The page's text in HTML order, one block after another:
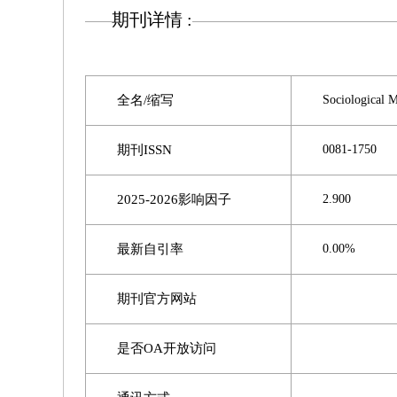
期刊详情 :
全名/缩写 Sociological
期刊ISSN 0081-1750
2025-2026影响因子 2.900
最新自引率 0.00%
期刊官方网站
是否OA开放访问